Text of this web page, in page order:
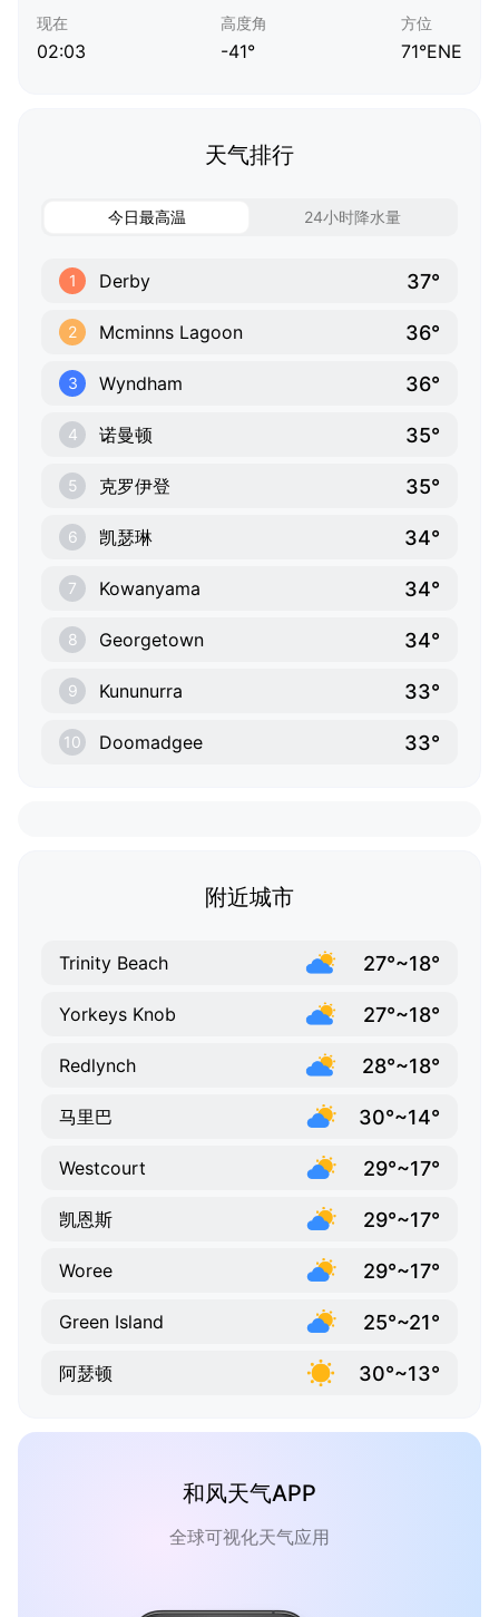
现在
02:03
高度角
-41°
方位
71°ENE
天气排行
今日最高温 24小时降水量
1 Derby 37°
2 Mcminns Lagoon 36°
3 Wyndham 36°
4 诺曼顿 35°
5 克罗伊登 35°
6 凯瑟琳 34°
7 Kowanyama 34°
8 Georgetown 34°
9 Kununurra 33°
10 Doomadgee 33°
附近城市
Trinity Beach 27°~18°
Yorkeys Knob 27°~18°
Redlynch 28°~18°
马里巴 30°~14°
Westcourt 29°~17°
凯恩斯 29°~17°
Woree 29°~17°
Green Island 25°~21°
阿瑟顿 30°~13°
和风天气APP
全球可视化天气应用